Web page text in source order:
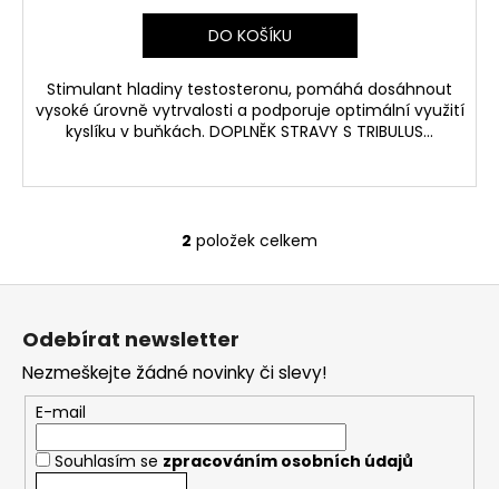
DO KOŠÍKU
Stimulant hladiny testosteronu, pomáhá dosáhnout
vysoké úrovně vytrvalosti a podporuje optimální využití
kyslíku v buňkách. DOPLNĚK STRAVY S TRIBULUS...
O
v
a
c
í
p
r
2 položek celkem
Z
Odebírat newsletter
Nezmeškejte žádné novinky či slevy!
E-mail
Souhlasím se zpracováním osobních údajů